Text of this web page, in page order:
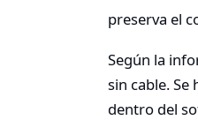
preserva el
Según la
sin cable.
dentro del